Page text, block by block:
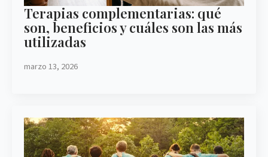
Terapias complementarias: qué
son, beneficios y cuáles son las más
utilizadas
marzo 13, 2026